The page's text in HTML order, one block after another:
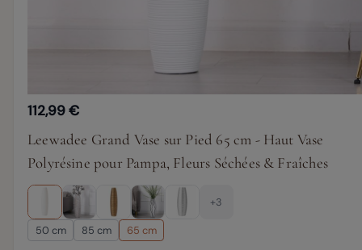
112,99 €
Leewadee Grand Vase sur Pied 65 cm - Haut Vase
Polyrésine pour Pampa, Fleurs Séchées & Fraîches
+3
50 cm 85 cm 65 cm